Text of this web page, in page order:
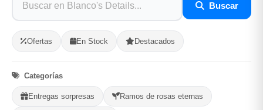
Buscar
Ofertas En Stock Destacados
Categorías
Entregas sorpresas Ramos de rosas eternas
Sé el primero en opinar
SKU: BLAN-31393559
En Stock